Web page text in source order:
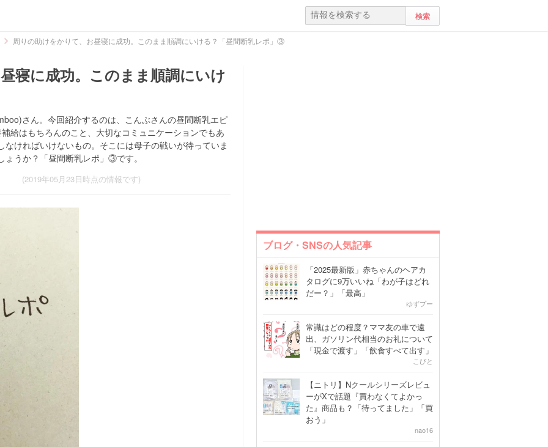
周りの助けをかりて、お昼寝に成功。このまま順調にいける？「昼間断乳レポ」③
寝に成功。このまま順調にいけ
さん。今回紹介するのは、こんぶさんの昼間断乳エピ
給はもちろんのこと、大切なコミュニケーションでもあ
ければいけないもの。そこには母子の戦いが待っていま
うか？「昼間断乳レポ」③です。
(2019年05月23日時点の情報です)
ブログ・SNSの人気記事
「2025最新版」赤ちゃんのヘアカ
タログに9万いいね「わが子はどれ
だー？」「最高」
ゆずプー
常識はどの程度？ママ友の車で遠
出、ガソリン代相当のお礼について
「現金で渡す」「飲食すべて出す」
こびと
【ニトリ】Nクールシリーズレビュ
ーがXで話題『買わなくてよかっ
た』商品も？「待ってました」「買
おう」
nao16